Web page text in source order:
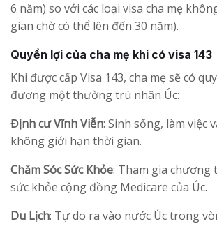
6 năm) so với các loại visa cha mẹ
gian chờ có thể lên đến 30 năm).
Quyền lợi của cha mẹ khi có visa 143
Khi được cấp Visa 143, cha mẹ sẽ có
đương một thường trú nhân Úc:
Định cư Vĩnh Viễn: Sinh sống, làm việc
không giới hạn thời gian.
Chăm Sóc Sức Khỏe: Tham gia chương
sức khỏe cộng đồng Medicare của Úc.
Du Lịch: Tự do ra vào nước Úc trong